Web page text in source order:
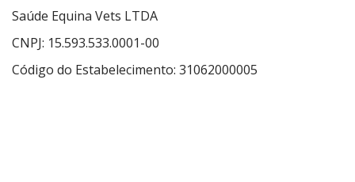
Saúde Equina Vets LTDA
CNPJ: 15.593.533.0001-00
Código do Estabelecimento: 31062000005